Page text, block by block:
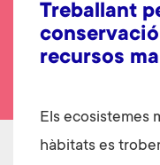
Treballant
recursos
Els ecosistemes
hàbitats es